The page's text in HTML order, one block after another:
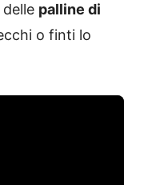
palline di
o finti lo